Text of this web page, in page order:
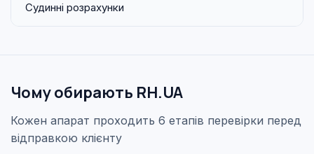
Судинні розрахунки
Чому обирають RH.UA
Кожен апарат проходить 6 етапів перевірки перед
відправкою клієнту